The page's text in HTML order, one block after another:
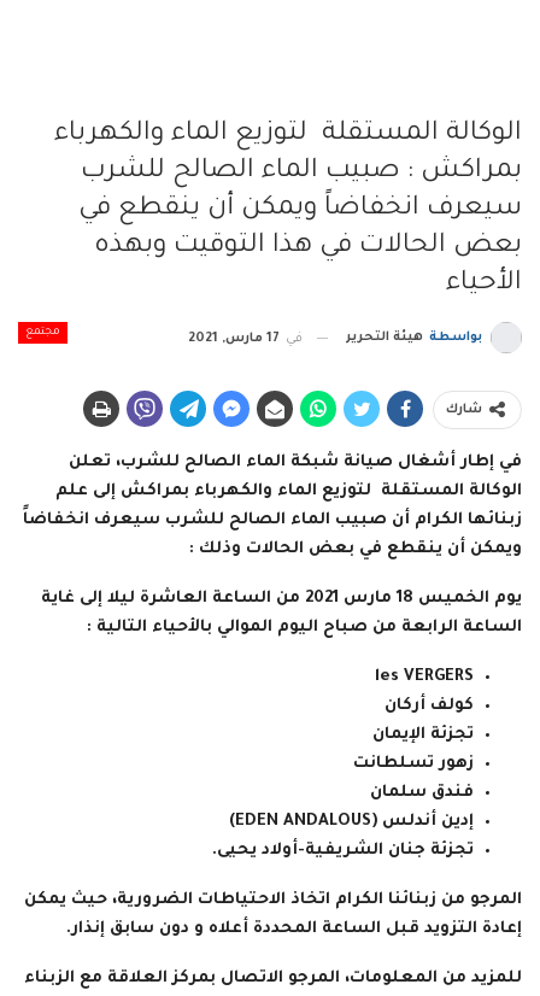
الوكالة المستقلة لتوزيع الماء والكهرباء
بمراكش : صبيب الماء الصالح للشرب
سيعرف انخفاضاً ويمكن أن ينقطع في
بعض الحالات في هذا التوقيت وبهذه
الأحياء
مجتمع بواسطة هيئة التحرير في 17 مارس, 2021
شارك
في إطار أشغال صيانة شبكة الماء الصالح للشرب، تعلن
الوكالة المستقلة لتوزيع الماء والكهرباء بمراكش إلى علم
زبنائها الكرام أن صبيب الماء الصالح للشرب سيعرف انخفاضاً
ويمكن أن ينقطع في بعض الحالات وذلك :
يوم الخميس 18 مارس 2021 من الساعة العاشرة ليلا إلى غاية
الساعة الرابعة من صباح اليوم الموالي بالأحياء التالية :
les VERGERS
كولف أركان
تجزئة الإيمان
زهور تسلطانت
فندق سلمان
إدين أندلس (EDEN ANDALOUS)
تجزئة جنان الشريفية-أولاد يحيى.
المرجو من زبنائنا الكرام اتخاذ الاحتياطات الضرورية، حيث يمكن
إعادة التزويد قبل الساعة المحددة أعلاه و دون سابق إنذار.
للمزيد من المعلومات، المرجو الاتصال بمركز العلاقة مع الزبناء